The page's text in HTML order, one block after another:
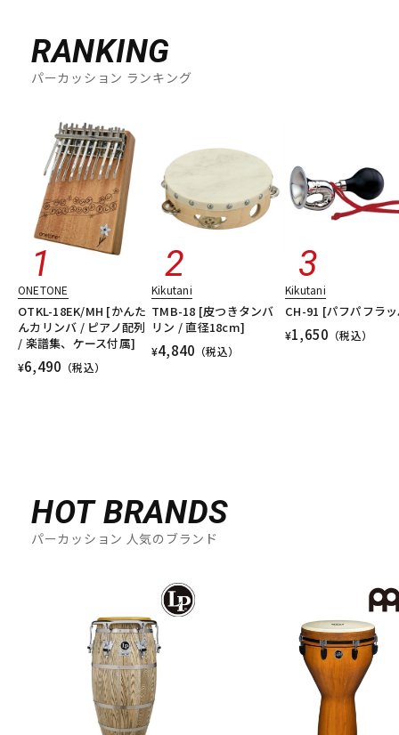
RANKING
パーカッション ランキング
ONETONE
OTKL-18EK/MH [かんた
んカリンバ / ピアノ配列
/ 楽譜集、ケース付属]
¥6,490 （税込）
Kikutani
TMB-18 [皮つきタンバ
リン / 直径18cm]
¥4,840 （税込）
Kikutani
CH-91 [パフパフラ
¥1,650 （税込）
HOT BRANDS
パーカッション 人気のブランド